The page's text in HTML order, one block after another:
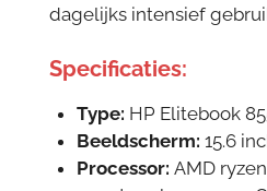
dagelijks intensief
Specificaties:
Type: HP Elitebook
Beeldscherm: 15.6
Processor: AMD